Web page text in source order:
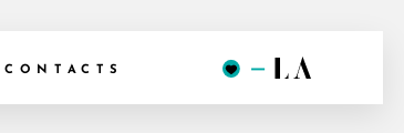
CONTACTS